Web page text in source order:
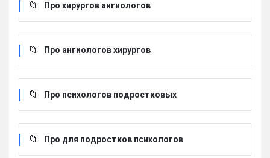
Про хирургов ангиологов
Про ангиологов хирургов
Про психологов подростковых
Про для подростков психологов